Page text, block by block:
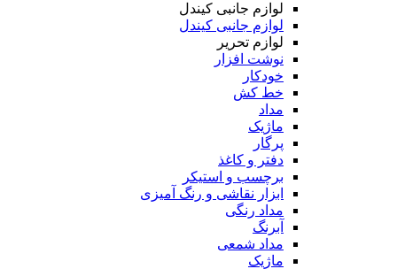
لوازم جانبی کیندل
لوازم جانبی کیندل
لوازم تحریر
نوشت افزار
خودکار
خط کش
مداد
ماژیک
پرگار
دفتر و کاغذ
برچسب و استیکر
ابزار نقاشی و رنگ آمیزی
مداد رنگی
آبرنگ
مداد شمعی
ماژیک